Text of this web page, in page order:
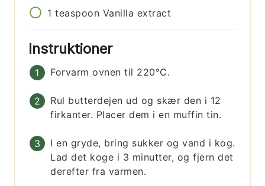
1 teaspoon Vanilla extract
Instruktioner
Forvarm ovnen til 220°C.
Rul butterdejen ud og skær den i 12
firkanter. Placer dem i en muffin tin.
I en gryde, bring sukker og vand i kog.
Lad det koge i 3 minutter, og fjern det
derefter fra varmen.